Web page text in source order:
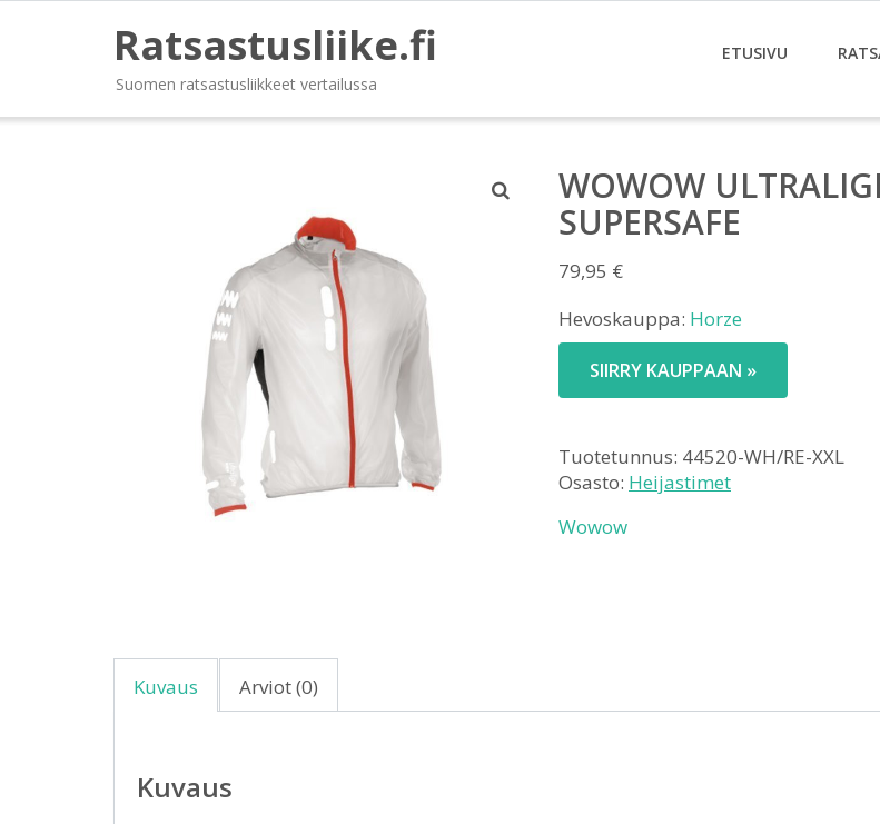
Ratsastusliike.fi
Suomen ratsastusliikkeet vertailussa
ETUSIVU
WOWOW
SUPERSAFE
79,95 €
Hevoskauppa: Horze
SIIRRY KAUPPAAN »
Tuotetunnus: 44520-WH/RE-XXL
Osasto: Heijastimet
Wowow
Kuvaus Arviot (0)
Kuvaus